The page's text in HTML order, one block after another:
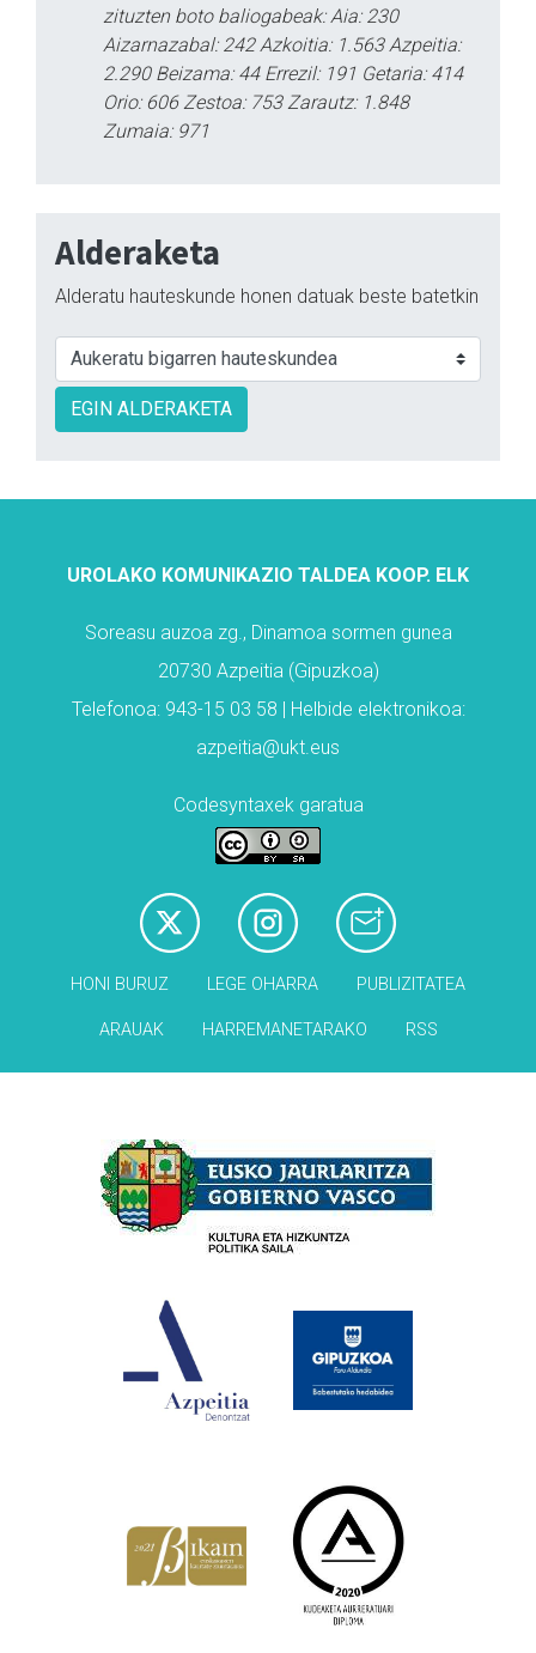
zituzten boto baliogabeak: Aia: 230
Aizarnazabal: 242 Azkoitia: 1.563 Azpeitia:
2.290 Beizama: 44 Errezil: 191 Getaria: 414
Orio: 606 Zestoa: 753 Zarautz: 1.848
Zumaia: 971
Alderaketa
Alderatu hauteskunde honen datuak beste batetkin
EGIN ALDERAKETA
UROLAKO KOMUNIKAZIO TALDEA KOOP. ELK
Soreasu auzoa zg., Dinamoa sormen gunea
20730 Azpeitia (Gipuzkoa)
Telefonoa: 943-15 03 58 | Helbide elektronikoa:
azpeitia@ukt.eus
Codesyntaxek garatua
HONI BURUZ LEGE OHARRA PUBLIZITATEA
ARAUAK HARREMANETARAKO RSS